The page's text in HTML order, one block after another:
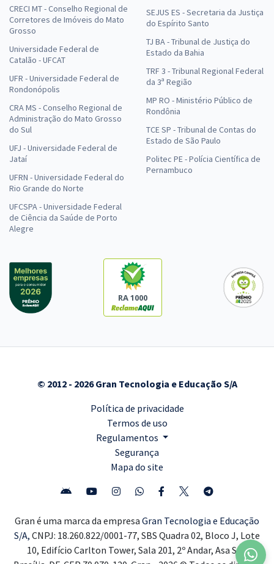
CRECI MT - Conselho Regional de
Corretores de Imóveis do Mato
Grosso
Universidade Federal de
Catalão - UFCAT
UFR - Universidade Federal de
Rondonópolis
CRA MS - Conselho Regional de
Administração do Mato Grosso
do Sul
UFJ - Universidade Federal de
Jataí
UFRN - Universidade Federal do
Rio Grande do Norte
UFCSPA - Universidade Federal
de Ciência da Saúde de Porto
Alegre
SEJUS ES - Secretaria da Justiça
do Espírito Santo
TJ BA - Tribunal de Justiça do
Estado da Bahia
TRF 3 - Tribunal Regional Federal
da 3ª Região
MP RO - Ministério Público de
Rondônia
TCE SP - Tribunal de Contas do
Estado de São Paulo
Politec PE - Polícia Científica de
Pernambuco
RA 1000
© 2012 - 2026 Gran Tecnologia e Educação S/A
Política de privacidade
Termos de uso
Regulamentos
Segurança
Mapa do site
Gran é uma marca da empresa Gran Tecnologia e Educação
S/A, CNPJ: 18.260.822/0001-77, SBS Quadra 02, Bloco J, Lote
10, Edifício Carlton Tower, Sala 201, 2º Andar, Asa Sul,